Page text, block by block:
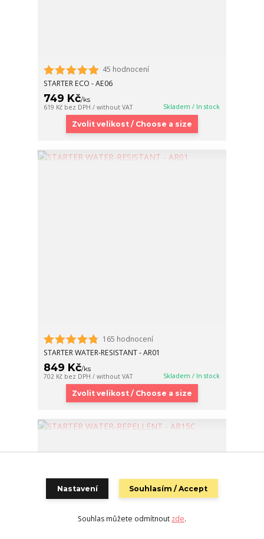
45 hodnocení
STARTER ECO - AE06
749 Kč/ks
619 Kč bez DPH / without VAT Skladem / In stock
Zvolit velikost / Choose a size
165 hodnocení
STARTER WATER-RESISTANT - AR01
849 Kč/ks
702 Kč bez DPH / without VAT Skladem / In stock
Zvolit velikost / Choose a size
Nastavení Souhlasím / Accept
Souhlas můžete odmítnout zde.